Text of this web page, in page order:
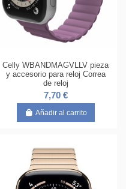
Celly WBANDMAGVLLV pieza
y accesorio para reloj Correa
de reloj
7,70 €
Añadir al carrito